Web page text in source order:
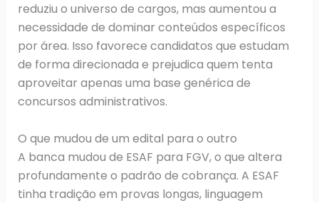
reduziu o universo de cargos, mas aumentou a
necessidade de dominar conteúdos específicos
por área. Isso favorece candidatos que estudam
de forma direcionada e prejudica quem tenta
aproveitar apenas uma base genérica de
concursos administrativos.
O que mudou de um edital para o outro
A banca mudou de ESAF para FGV, o que altera
profundamente o padrão de cobrança. A ESAF
tinha tradição em provas longas, linguagem